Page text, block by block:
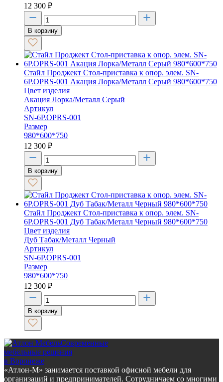
12 300 ₽
В корзину
Стайл Проджект Стол-приставка к опор. элем. SN-
6P.OPRS-001 Акация Лорка/Металл Серый 980*600*750
Цвет изделия
Акация Лорка/Металл Серый
Артикул
SN-6P.OPRS-001
Размер
980*600*750
12 300 ₽
В корзину
Стайл Проджект Стол-приставка к опор. элем. SN-
6P.OPRS-001 Дуб Табак/Металл Черный 980*600*750
Цвет изделия
Дуб Табак/Металл Черный
Артикул
SN-6P.OPRS-001
Размер
980*600*750
12 300 ₽
В корзину
Современные
мебельные решения
в Воронеже
«Атлон-М» занимается поставкой офисной мебели для
организаций и предпринимателей. Сотрудничаем со многими